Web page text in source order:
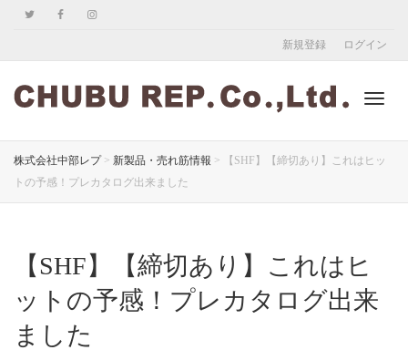
新規登録 ログイン
ゲ
株式会社中部レプ> 新製品・売れ筋情報 >
【SHF】【締切あり】これはヒッ
トの予感！プレカタログ出来ました
【SHF】【締切あり】これはヒ
ットの予感！プレカタログ出来
ました